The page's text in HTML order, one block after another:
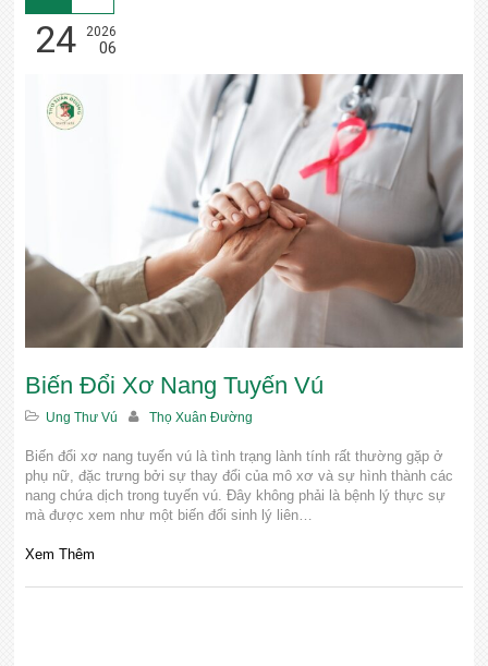
24 2026
06
Biến Đổi Xơ Nang Tuyến Vú
Ung Thư Vú Thọ Xuân Đường
Biến đổi xơ nang tuyến vú là tình trạng lành tính rất thường gặp ở
phụ nữ, đặc trưng bởi sự thay đổi của mô xơ và sự hình thành các
nang chứa dịch trong tuyến vú. Đây không phải là bệnh lý thực sự
mà được xem như một biến đổi sinh lý liên…
Xem Thêm